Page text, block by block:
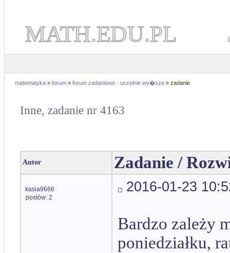
MATH.EDU.PL
matematyka » forum » forum zadaniowe - uczelnie wy�sze » zadanie
Inne, zadanie nr 4163
Autor Zadanie /
kasia9666
postów: 2
2016-01-23
Bardzo zależy
poniedziałku,